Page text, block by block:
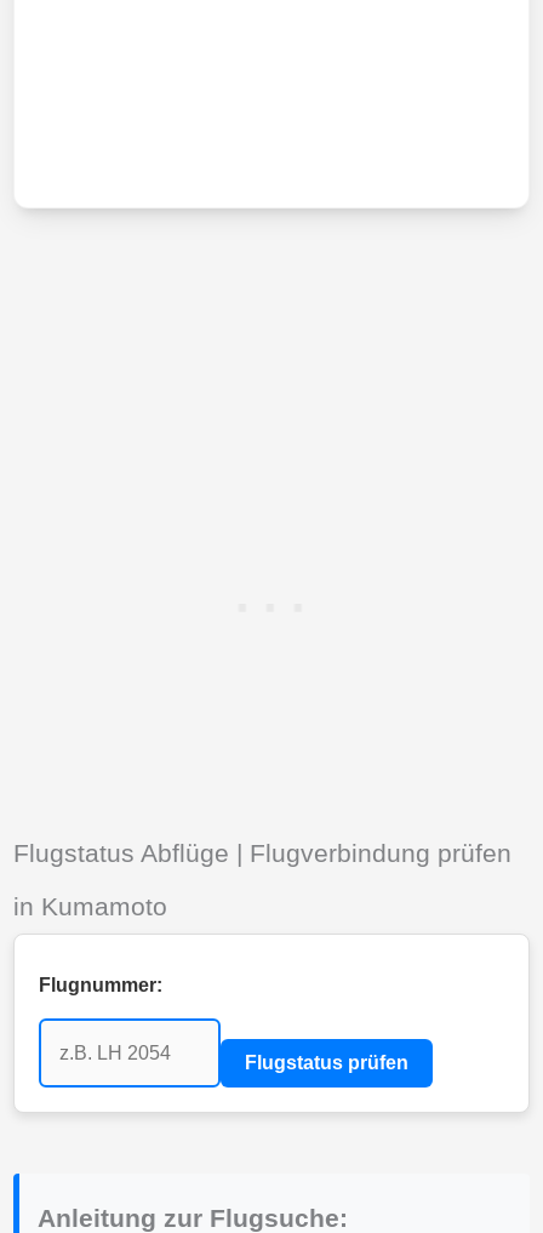
Flugstatus Abflüge | Flugverbindung prüfen
in Kumamoto
Flugnummer:
Flugstatus prüfen
Anleitung zur Flugsuche: